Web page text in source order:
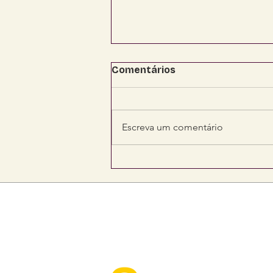
Comentários
Escreva um comentário